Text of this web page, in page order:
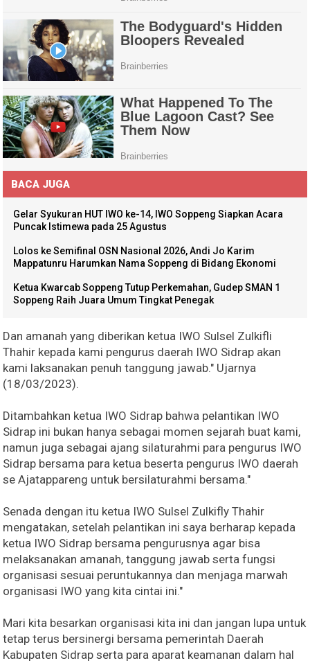
BACA JUGA
Gelar Syukuran HUT IWO ke-14, IWO Soppeng Siapkan Acara
Puncak Istimewa pada 25 Agustus
Lolos ke Semifinal OSN Nasional 2026, Andi Jo Karim
Mappatunru Harumkan Nama Soppeng di Bidang Ekonomi
Ketua Kwarcab Soppeng Tutup Perkemahan, Gudep SMAN 1
Soppeng Raih Juara Umum Tingkat Penegak
Dan amanah yang diberikan ketua IWO Sulsel Zulkifli
Thahir kepada kami pengurus daerah IWO Sidrap akan
kami laksanakan penuh tanggung jawab." Ujarnya
(18/03/2023).
Ditambahkan ketua IWO Sidrap bahwa pelantikan IWO
Sidrap ini bukan hanya sebagai momen sejarah buat kami,
namun juga sebagai ajang silaturahmi para pengurus IWO
Sidrap bersama para ketua beserta pengurus IWO daerah
se Ajatappareng untuk bersilaturahmi bersama."
Senada dengan itu ketua IWO Sulsel Zulkifly Thahir
mengatakan, setelah pelantikan ini saya berharap kepada
ketua IWO Sidrap bersama pengurusnya agar bisa
melaksanakan amanah, tanggung jawab serta fungsi
organisasi sesuai peruntukannya dan menjaga marwah
organisasi IWO yang kita cintai ini."
Mari kita besarkan organisasi kita ini dan jangan lupa untuk
tetap terus bersinergi bersama pemerintah Daerah
Kabupaten Sidrap serta para aparat keamanan dalam hal